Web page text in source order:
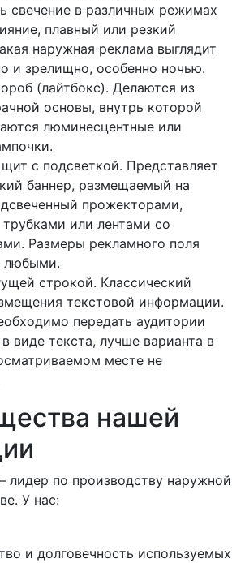
свечение в различных режимах
плавный или резкий
наружная реклама выглядит
и зрелищно, особенно ночью.
(лайтбокс). Делаются из
основы, внутрь которой
люминесцентные или
с подсветкой. Представляет
баннер, размещаемый на
прожекторами,
или лентами со
Размеры рекламного поля
любыми.
строкой. Классический
текстовой информации.
передать аудитории
виде текста, лучше варианта в
месте не
нашей
лидер по производству наружной
У нас:
и долговечность используемых